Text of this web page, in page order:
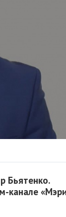
Бьятенко.
канале